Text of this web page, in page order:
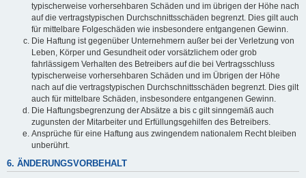
typischerweise vorhersehbaren Schäden und im übrigen der Höhe nach
auf die vertragstypischen Durchschnittsschäden begrenzt. Dies gilt auch
für mittelbare Folgeschäden wie insbesondere entgangenen Gewinn.
Die Haftung ist gegenüber Unternehmern außer bei der Verletzung von
Leben, Körper und Gesundheit oder vorsätzlichem oder grob
fahrlässigem Verhalten des Betreibers auf die bei Vertragsschluss
typischerweise vorhersehbaren Schäden und im Übrigen der Höhe
nach auf die vertragstypischen Durchschnittsschäden begrenzt. Dies gilt
auch für mittelbare Schäden, insbesondere entgangenen Gewinn.
Die Haftungsbegrenzung der Absätze a bis c gilt sinngemäß auch
zugunsten der Mitarbeiter und Erfüllungsgehilfen des Betreibers.
Ansprüche für eine Haftung aus zwingendem nationalem Recht bleiben
unberührt.
6. ÄNDERUNGSVORBEHALT